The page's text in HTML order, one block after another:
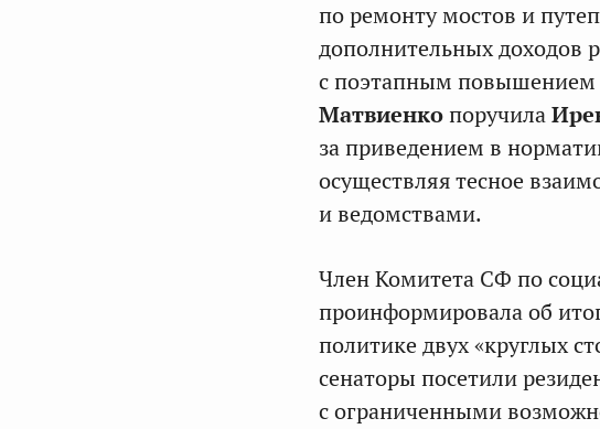
по ремонту мостов и
дополнительных доходов
с поэтапным повышением
Матвиенкопоручила
за приведением в
осуществляя тесное
и ведомствами.
Член Комитета СФ по
проинформировалаоб
политике двух «круглых
сенаторы посетили
с ограниченными